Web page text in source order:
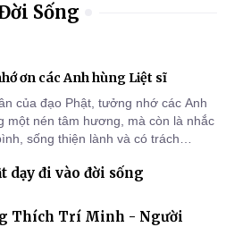
Sống
ơn các Anh hùng Liệt sĩ
của đạo Phật, tưởng nhớ các Anh
một nén tâm hương, mà còn là nhắc
sống thiện lành và có trách
dạy đi vào đời sống
Thích Trí Minh - Người